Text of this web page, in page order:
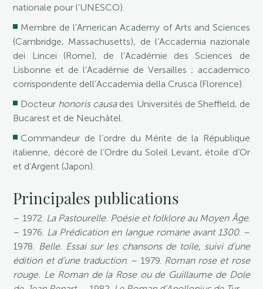
nationale pour l’UNESCO).
Membre de l’American Academy of Arts and Sciences
(Cambridge, Massachusetts), de l’Accademia nazionale
dei Lincei (Rome), de l’Académie des Sciences de
Lisbonne et de l’Académie de Versailles ; accademico
corrispondente dell’Accademia della Crusca (Florence).
Docteur honoris causades Universités de Sheffield, de
Bucarest et de Neuchâtel.
Commandeur de l’ordre du Mérite de la République
italienne, décoré de l’Ordre du Soleil Levant, étoile d’Or
et d’Argent (Japon).
Principales publications
– 1972. La Pastourelle. Poésie et folklore au Moyen Âge.
– 1976. La Prédication en langue romane avant 1300. –
1978. Belle. Essai sur les chansons de toile, suivi d’une
édition et d’une traduction. – 1979. Roman rose et rose
rouge. Le Roman de la Rose ou de Guillaume de Dole